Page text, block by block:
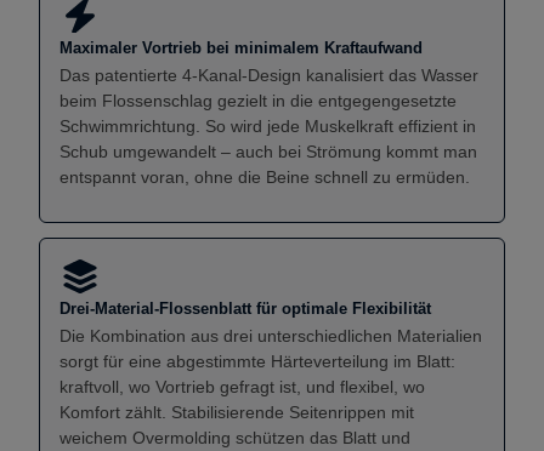
Maximaler Vortrieb bei minimalem Kraftaufwand
Das patentierte 4-Kanal-Design kanalisiert das Wasser
beim Flossenschlag gezielt in die entgegengesetzte
Schwimmrichtung. So wird jede Muskelkraft effizient in
Schub umgewandelt – auch bei Strömung kommt man
entspannt voran, ohne die Beine schnell zu ermüden.
Drei-Material-Flossenblatt für optimale Flexibilität
Die Kombination aus drei unterschiedlichen Materialien
sorgt für eine abgestimmte Härteverteilung im Blatt:
kraftvoll, wo Vortrieb gefragt ist, und flexibel, wo
Komfort zählt. Stabilisierende Seitenrippen mit
weichem Overmolding schützen das Blatt und